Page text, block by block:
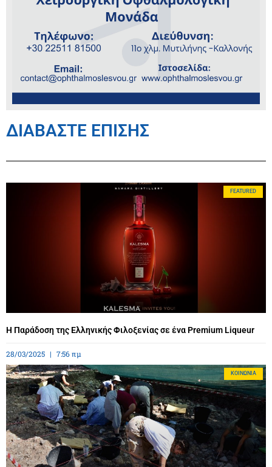
ΔΙΑΒΑΣΤΕ ΕΠΙΣΗΣ
FEATURED
Η Παράδοση της Ελληνικής Φιλοξενίας σε ένα Premium Liqueur
28/03/2025 7:56 πμ
ΚΟΙΝΩΝΊΑ